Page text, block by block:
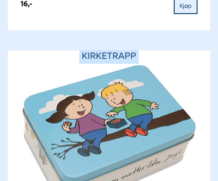
16,- Kjøp
KIRKETRAPP